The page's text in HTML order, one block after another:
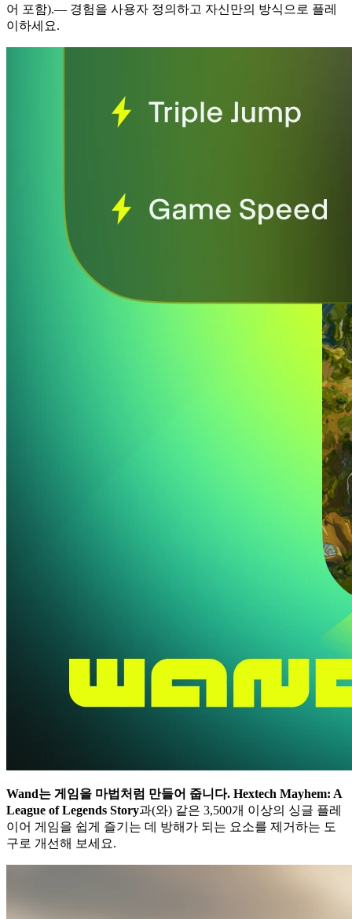
어 포함).— 경험을 사용자 정의하고 자신만의 방식으로 플레
이하세요.
Wand는 게임을 마법처럼 만들어 줍니다. Hextech Mayhem: A
League of Legends Story과(와) 같은 3,500개 이상의 싱글 플레
이어 게임을 쉽게 즐기는 데 방해가 되는 요소를 제거하는 도
구로 개선해 보세요.